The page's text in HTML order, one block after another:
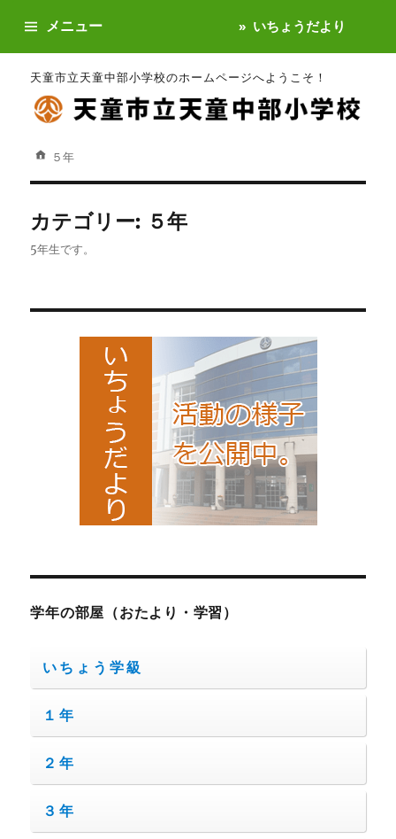
天童市立天童中部小学校のホームページへようこそ！
メニュー いちょうだより
５年
カテゴリー: ５年
5年生です。
学年の部屋（おたより・学習）
いちょう学級
１年
２年
３年